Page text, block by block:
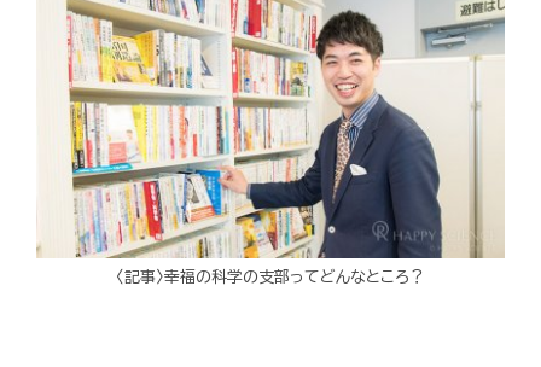
〈記事〉幸福の科学の支部ってどんなところ？